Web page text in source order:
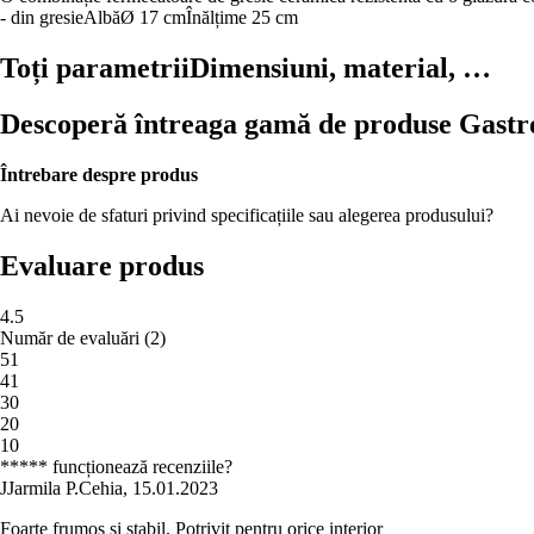
- din gresieAlbăØ 17 cmÎnălțime 25 cm
Toți parametriiDimensiuni, material, …
Descoperă întreaga gamă de produse
Întrebare despre produs
Ai nevoie de sfaturi privind specificațiile sau alegerea produsului?
Evaluare produs
4.5
Număr de evaluări (2)
51
41
30
20
10
***** funcționează recenziile?
JJarmila P.Cehia, 15.01.2023
Foarte frumos și stabil. Potrivit pentru orice interior